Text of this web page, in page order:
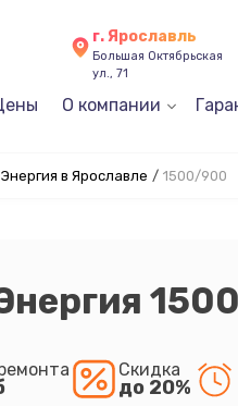
г. Ярославль
Большая Октябрьская
ул., 71
О компании
в Ярославле / 1500/900
Скидка
до 20%